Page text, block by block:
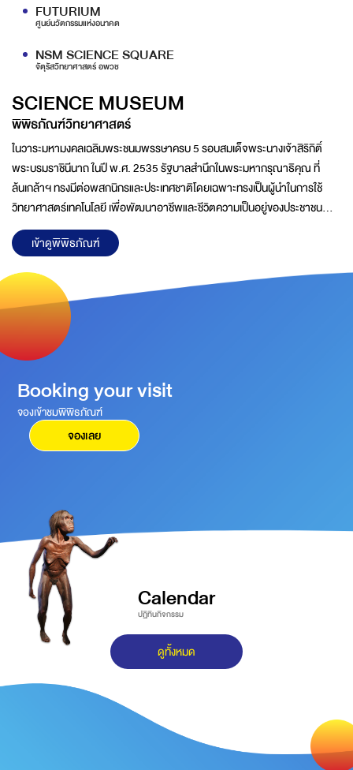
SCIENCE MUSEUM
พิพิธภัณฑ์วิทยาศาสตร์
ในวาระมหามงคลเฉลิมพระชนมพรรษาครบ 5 รอบสมเด็จพระนางเจ้าสิริกิติ์
พระบรมราชินีนาถ ในปี พ.ศ. 2535 รัฐบาลสำนึกในพระมหากรุณาธิคุณ ที่
ล้นเกล้าฯ ทรงมีต่อพสกนิกรและประเทศชาติโดยเฉพาะทรงเป็นผู้นำในการใช้
วิทยาศาสตร์เทคโนโลยี เพื่อพัฒนาอาชีพและชีวิตความเป็นอยู่ของประชาชน
ฟื้นฟูทรัพยากรธรรมชาติ และสิ่งแวดล้อมตลอดจนการอนุรักษ์ศิลปวัฒนธรรม
ของไทยในท้องถิ่นชนบทที่ห่างไกลมาอย่างต่อเนื่องด้วยความวิริยะอุตสาหะจน
การตื่นตัวด้านการวิจัยและพัฒนาทางวิทยาศาสตร์ และเทคโนโลยีในชีวิตประจำ
วัน ส่งผลต่อการยกระดับสภาพความเป็นอยู่ของประชาชน และการพัฒนา
ประเทศอย่างมีประสิทธิภาพคณะรัฐมนตรีในครั้งนั้นจึงได้ดำเนิน
เข้าดูพิพิธภัณฑ์
FUTURIUM
ศูนย์นวัตกรรมแห่งอนาคต
NSM SCIENCE SQUARE
จัตุรัสวิทยาศาสตร์ อพวช
Booking your visit
จองเข้าชมพิพิธภัณฑ์
จองเลย
Calendar
ปฏิทินกิจกรรม
ดูทั้งหมด